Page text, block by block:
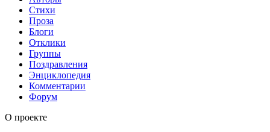
Стихи
Проза
Блоги
Отклики
Группы
Поздравления
Энциклопедия
Комментарии
Форум
О проекте